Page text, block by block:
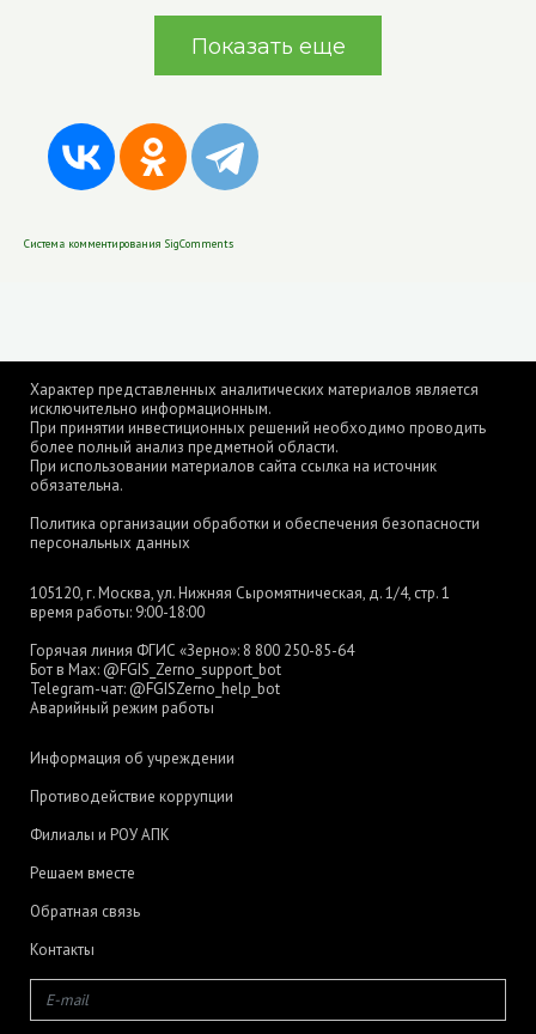
Показать еще
Система комментирования SigComments
Характер представленных аналитических материалов является
исключительно информационным.
При принятии инвестиционных решений необходимо проводить
более полный анализ предметной области.
При использовании материалов сайта ссылка на источник
обязательна.
Политика организации обработки и обеспечения безопасности
персональных данных
105120, г. Москва, ул. Нижняя Сыромятническая, д. 1/4, стр. 1
время работы: 9:00-18:00
Горячая линия ФГИС «Зерно»: 8 800 250-85-64
Бот в Max: @FGIS_Zerno_support_bot
Telegram-чат: @FGISZerno_help_bot
Аварийный режим работы
Информация об учреждении
Противодействие коррупции
Филиалы и РОУ АПК
Решаем вместе
Обратная связь
Контакты